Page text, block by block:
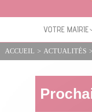
VOTRE MAIRIE
ACCUEIL > ACTUALITÉS >